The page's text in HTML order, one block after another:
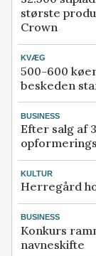
største
Crown
KVÆG
500-600
beskeden
BUSINESS
Efter salg af
KULTUR
Herregård
BUSINESS
Konkurs
navneskifte